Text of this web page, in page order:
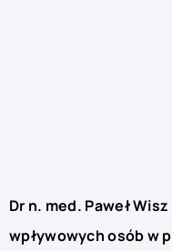
Dr n. med. Paweł
wpływowych osób w